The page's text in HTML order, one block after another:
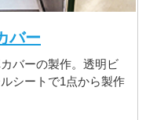
バー
バーの製作。透明ビ
シートで1点から製作